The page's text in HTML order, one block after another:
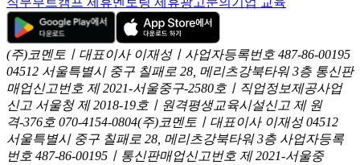
(주)코멘토ㅣ대표이사 이재성ㅣ사업자등록번호 487-86-00195
04512 서울특별시 중구 칠패로 28, 메리츠강북타워 3층 통신판
매업신고번호 제 2021-서울중구-2580호ㅣ직업정보제공사업
신고 서울청 제 2018-19호ㅣ원격평생교육시설신고 제 원
격-376호 070-4154-0804(주)코멘토ㅣ대표이사 이재성 04512
서울특별시 중구 칠패로 28, 메리츠강북타워 3층 사업자등록
번호 487-86-00195ㅣ통신판매업신고번호 제 2021-서울중